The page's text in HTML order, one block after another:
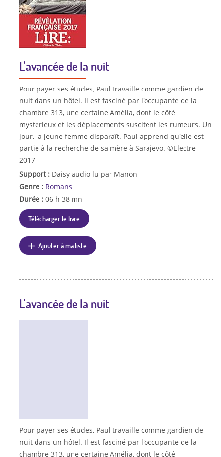
L'avancée de la nuit
Pour payer ses études, Paul travaille comme gardien de
nuit dans un hôtel. Il est fasciné par l'occupante de la
chambre 313, une certaine Amélia, dont le côté
mystérieux et les déplacements suscitent les rumeurs. Un
jour, la jeune femme disparaît. Paul apprend qu'elle est
partie à la recherche de sa mère à Sarajevo. ©Electre
2017
Support : Daisy audio lu par Manon
Genre : Romans
Durée : 06 h 38 mn
Télécharger le livre
Ajouter à ma liste
L'avancée de la nuit
Pour payer ses études, Paul travaille comme gardien de
nuit dans un hôtel. Il est fasciné par l'occupante de la
chambre 313, une certaine Amélia, dont le côté